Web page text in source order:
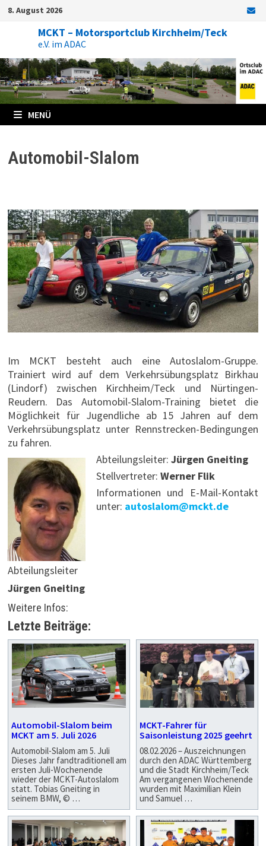
Zum8. August 2026
MCKT – Motorsportclub Kirchheim/Teck
e.V. im ADAC
MENÜ
Automobil-Slalom
Im MCKT besteht auch eine Autoslalom-Gruppe.
Trainiert wird auf dem Verkehrsübungsplatz Birkhau
(Lindorf) zwischen Kirchheim/Teck und Nürtingen-
Reudern. Das Automobil-Slalom-Training bietet die
Möglichkeit für Jugendliche ab 15 Jahren auf dem
Verkehrsübungsplatz unter Rennstrecken-Bedingungen
zu fahren.
Abteilungsleiter
Jürgen Gneiting
Abteilungsleiter: Jürgen Gneiting
Stellvertreter: Werner Flik
Informationen und E-Mail-Kontakt
unter: autoslalom@mckt.de
Weitere Infos:
Letzte Beiträge:
Automobil-Slalom beim
MCKT am 5. Juli 2026
Automobil-Slalom am 5. Juli
Dieses Jahr fandtraditionell am
ersten Juli-Wochenende
wieder der MCKT-Autoslalom
statt. Tobias Gneiting in
seinem BMW, © …
MCKT-Fahrer für
Saisonleistung 2025 geehrt
08.02.2026 – Auszeichnungen
durch den ADAC Württemberg
und die Stadt Kirchheim/Teck
Am vergangenen Wochenende
wurden mit Maximilian Klein
und Samuel …